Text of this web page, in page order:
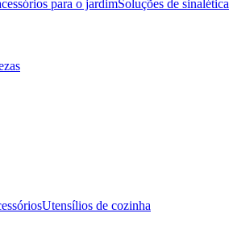
para o jardimSoluções de sinalética
Utensílios de cozinha